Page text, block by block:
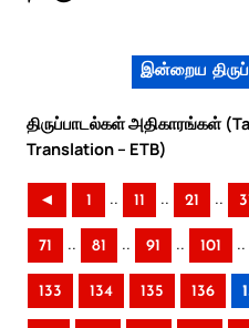
இன்றைய
திருப்பாடல்கள் அதிகாரங்கள்
Translation – ETB)
◄ 1 .. 11 .. 21 ..
71 .. 81 .. 91 .. 101 ..
133 134 135 136